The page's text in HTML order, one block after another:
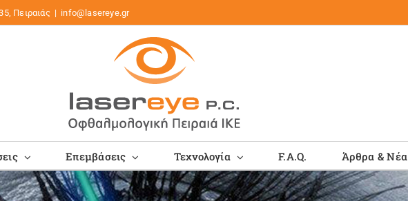
Πειραιάς | info@lasereye.gr
Επεμβάσεις Τεχνολογία F.A.Q. Άρθρα & Νέα